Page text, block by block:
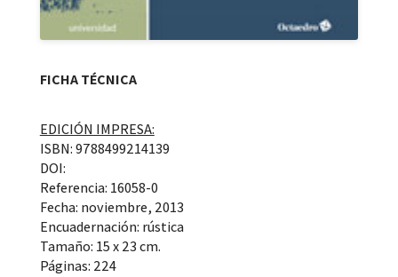
FICHA TÉCNICA
EDICIÓN IMPRESA:
ISBN: 9788499214139
DOI:
Referencia: 16058-0
Fecha: noviembre, 2013
Encuadernación: rústica
Tamaño: 15 x 23 cm.
Páginas: 224